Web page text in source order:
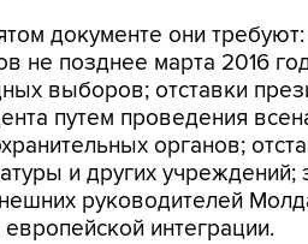
документе они
не позднее марта 2016
выборов; отставки
путем проведения
органов;
и других
руководителей
европейской интеграции.